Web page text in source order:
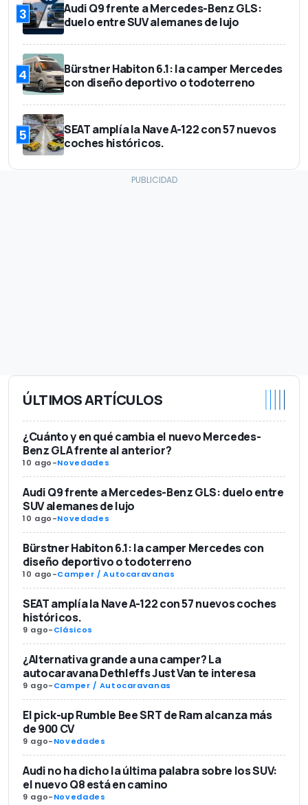
3
Audi Q9 frente a Mercedes-Benz GLS:
duelo entre SUV alemanes de lujo
4
Bürstner Habiton 6.1: la camper Mercedes
con diseño deportivo o todoterreno
5
SEAT amplía la Nave A-122 con 57 nuevos
coches históricos.
ÚLTIMOS ARTÍCULOS
¿Cuánto y en qué cambia el nuevo Mercedes-
Benz GLA frente al anterior?
10 ago-Novedades
Audi Q9 frente a Mercedes-Benz GLS: duelo entre
SUV alemanes de lujo
10 ago-Novedades
Bürstner Habiton 6.1: la camper Mercedes con
diseño deportivo o todoterreno
10 ago-Camper / Autocaravanas
SEAT amplía la Nave A-122 con 57 nuevos coches
históricos.
9 ago-Clásicos
¿Alternativa grande a una camper? La
autocaravana Dethleffs Just Van te interesa
9 ago-Camper / Autocaravanas
El pick-up Rumble Bee SRT de Ram alcanza más
de 900 CV
9 ago-Novedades
Audi no ha dicho la última palabra sobre los SUV:
el nuevo Q8 está en camino
9 ago-Novedades